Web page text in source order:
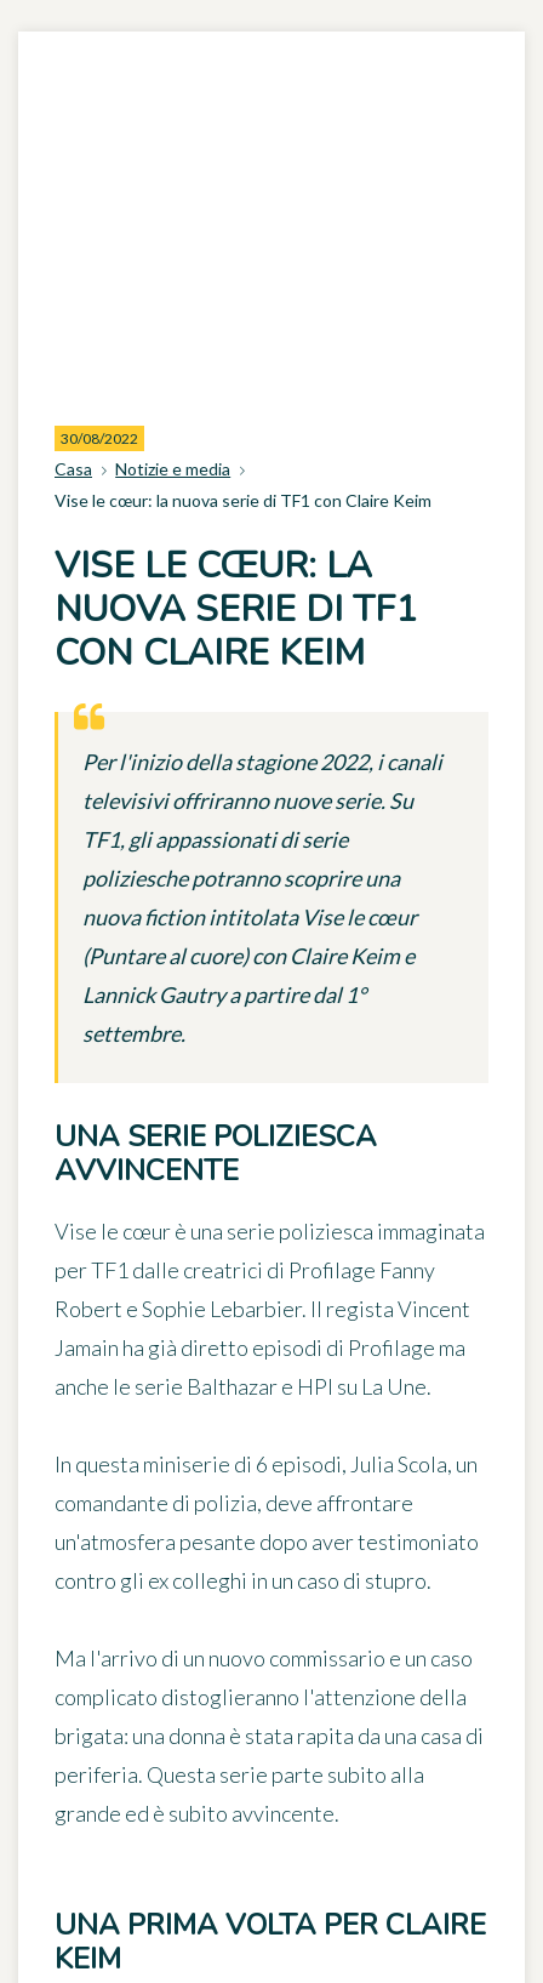
30/08/2022
Casa
Notizie e media
Vise le cœur: la nuova serie di TF1 con Claire Keim
VISE LE CŒUR: LA
NUOVA SERIE DI TF1
CON CLAIRE KEIM
Per l'inizio della stagione 2022, i canali
televisivi offriranno nuove serie. Su
TF1, gli appassionati di serie
poliziesche potranno scoprire una
nuova fiction intitolata Vise le cœur
(Puntare al cuore) con Claire Keim e
Lannick Gautry a partire dal 1°
settembre.
UNA SERIE POLIZIESCA
AVVINCENTE
Vise le cœurè una serie poliziesca immaginata
per TF1 dalle creatrici di Profilage Fanny
Robert e Sophie Lebarbier. Il regista Vincent
Jamain ha già diretto episodi di Profilage ma
anche le serie Balthazar e HPI su La Une.
In questa miniserie di 6 episodi, Julia Scola, un
comandante di polizia, deve affrontare
un'atmosfera pesante dopo aver testimoniato
contro gli ex colleghi in un caso di stupro.
Ma l'arrivo di un nuovo commissario e un caso
complicato distoglieranno l'attenzione della
brigata: una donna è stata rapita da una casa di
periferia. Questa serie parte subito alla
grande ed è subito avvincente.
UNA PRIMA VOLTA PER CLAIRE
KEIM